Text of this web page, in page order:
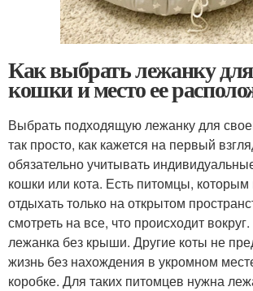
Как выбрать лежанку
кошки и место ее
Выбрать подходящую лежанку для
так просто, как кажется на первый
обязательно учитывать
кошки или кота. Есть питомцы, которым
отдыхать только на открытом
смотреть на все, что происходит
лежанка без крыши. Другие коты не
жизнь без нахождения в укромном
коробке. Для таких питомцев нужна